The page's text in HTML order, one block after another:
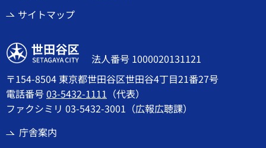
サイトマップ
世田谷区
法人番号 1000020131121
〒154-8504 東京都世田谷区世田谷4丁目21番27号
電話番号03-5432-1111 （代表）
ファクシミリ 03-5432-3001（広報広聴課）
庁舎案内